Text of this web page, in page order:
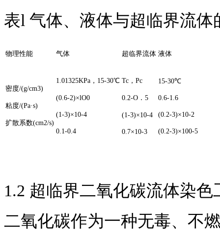
表l 气体、液体与超临界流体
物理性能 气体 超临界流体 液体
密度/(g/cm3)
粘度/(Pa·s)
扩散系数(cm2/s)
1.01325KPa，15-30℃
(0.6-2)×lO0
(1-3)×10-4
0.1-0.4
Tc，Pc
0.2-O．5
(1-3)×10-4
0.7×10-3
15-30℃
0.6-1.6
(0.2-3)×10-2
(0.2-3)×100-5
1.2 超临界二氧化碳流体染色
二氧化碳作为一种无毒、不